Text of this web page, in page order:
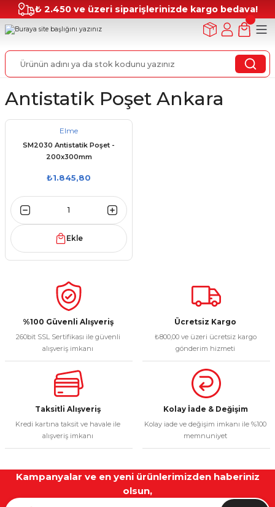
₺ 2.450 ve üzeri siparişlerinizde kargo bedava!
Antistatik Poşet Ankara
Elme
SM2030 Antistatik Poşet -
200x300mm
₺1.845,80
Ekle
%100 Güvenli Alışveriş
260bit SSL Sertifikası ile güvenli
alışveriş imkanı
Ücretsiz Kargo
₺800,00 ve üzeri ücretsiz kargo
gönderim hizmeti
Taksitli Alışveriş
Kredi kartına taksit ve havale ile
alışveriş imkanı
Kolay İade & Değişim
Kolay iade ve değişim imkanı ile %100
memnuniyet
Kampanyalar ve en yeni ürünlerimizden haberiniz
olsun,